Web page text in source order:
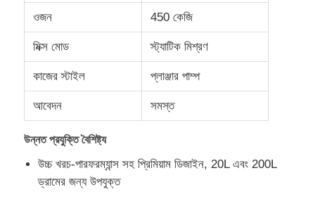
বাড়ি
পণ্য
ওজন 450 কেজি
মিক্স মোড স্ট্যাটিক মিশ্রণ
কাজের স্টাইল প্লাঞ্জার পাম্প
আবেদন সমস্ত
উন্নত প্রযুক্তি বৈশিষ্ট্য
উচ্চ খরচ-পারফরম্যান্স সহ প্রিমিয়াম ডিজাইন, 20L এবং 200L
ড্রামের জন্য উপযুক্ত